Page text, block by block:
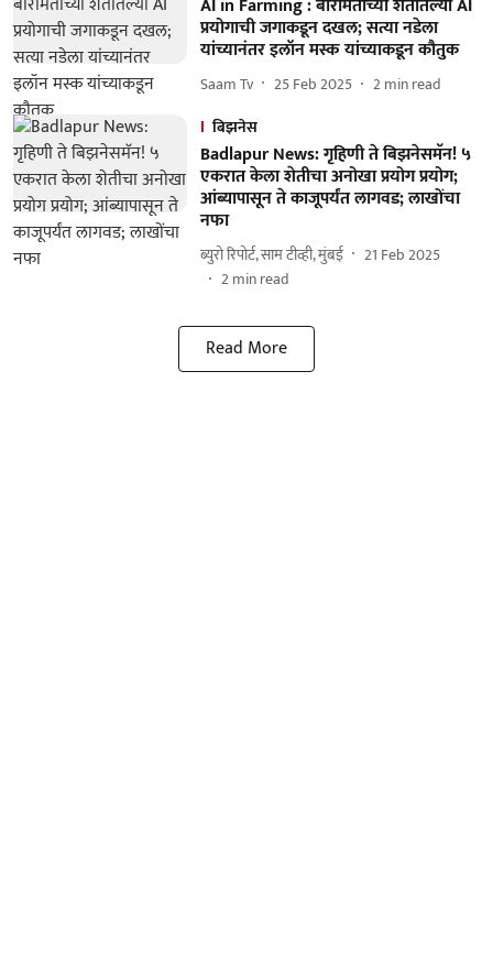
AI in Farming : बारामतीच्या शेतातल्या AI
प्रयोगाची जगाकडून दखल; सत्या नडेला
यांच्यानंतर इलॉन मस्क यांच्याकडून कौतुक
Saam Tv 25 Feb 2025 2min read
बिझनेस
Badlapur News: गृहिणी ते बिझनेसमॅन! ५
एकरात केला शेतीचा अनोखा प्रयोग प्रयोग;
आंब्यापासून ते काजूपर्यंत लागवड; लाखोंचा
नफा
ब्युरो रिपोर्ट, साम टीव्ही, मुंबई
21 Feb 2025
2min read
Read More